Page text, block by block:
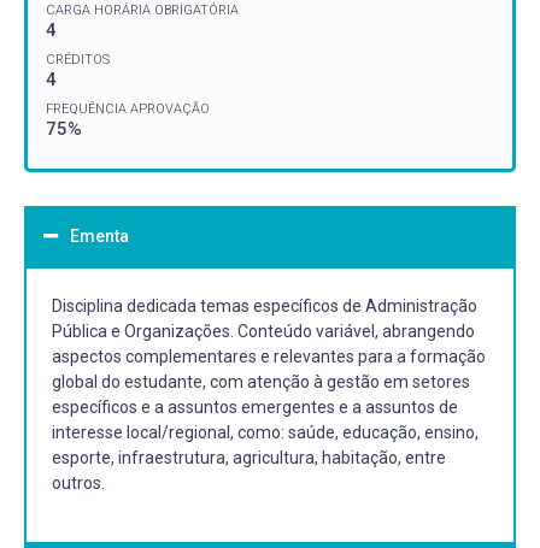
CARGA HORÁRIA OBRIGATÓRIA
4
CRÉDITOS
4
FREQUÊNCIA APROVAÇÃO
75%
Ementa
Disciplina dedicada temas específicos de Administração
Pública e Organizações. Conteúdo variável, abrangendo
aspectos complementares e relevantes para a formação
global do estudante, com atenção à gestão em setores
específicos e a assuntos emergentes e a assuntos de
interesse local/regional, como: saúde, educação, ensino,
esporte, infraestrutura, agricultura, habitação, entre
outros.